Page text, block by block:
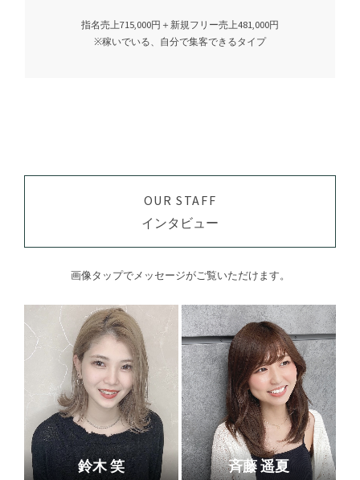
指名売上715,000円＋新規フリー売上481,000円
※稼いでいる、自分で集客できるタイプ
OUR STAFF
インタビュー
画像タップでメッセージがご覧いただけます。
鈴木 笑 斉藤 遥夏